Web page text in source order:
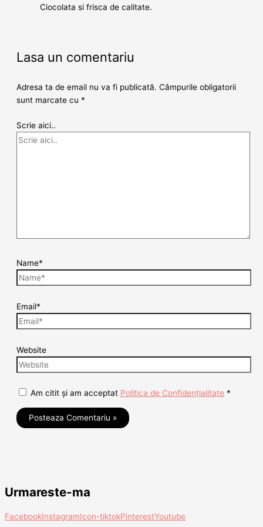
Ciocolata si frisca de calitate.
Lasa un comentariu
Adresa ta de email nu va fi publicată. Câmpurile obligatorii
sunt marcate cu *
Scrie aici..
Name*
Email*
Website
Am citit și am acceptat Politica de Confidențialitate *
Urmareste-ma
FacebookInstagramIcon-tiktokPinterestYoutube